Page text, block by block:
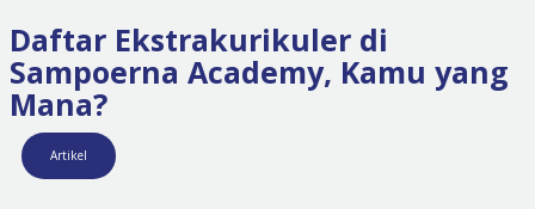
Daftar Ekstrakurikuler di
Sampoerna Academy, Kamu yang
Mana?
Artikel